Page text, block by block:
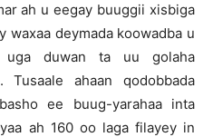
ah u eegay buuggii xisbiga
waxaa deymada koowadba u
duwan ta uu golaha
Tusaale ahaan qodobbada
ee buug-yarahaa inta
ah 160 oo laga filayey in